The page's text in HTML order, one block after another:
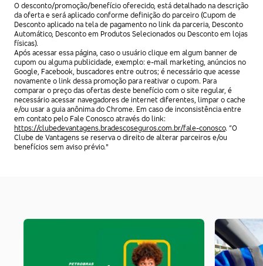
O desconto/promoção/benefício oferecido, está detalhado na descrição
da oferta e será aplicado conforme definição do parceiro (Cupom de
Desconto aplicado na tela de pagamento no link da parceria, Desconto
Automático, Desconto em Produtos Selecionados ou Desconto em lojas
físicas).
Após acessar essa página, caso o usuário clique em algum banner de
cupom ou alguma publicidade, exemplo: e-mail marketing, anúncios no
Google, Facebook, buscadores entre outros; é necessário que acesse
novamente o link dessa promoção para reativar o cupom. Para
comparar o preço das ofertas deste benefício com o site regular, é
necessário acessar navegadores de internet diferentes, limpar o cache
e/ou usar a guia anônima do Chrome. Em caso de inconsistência entre
em contato pelo Fale Conosco através do link:
https://clubedevantagens.bradescoseguros.com.br/fale-conosco. “O
Clube de Vantagens se reserva o direito de alterar parceiros e/ou
benefícios sem aviso prévio."